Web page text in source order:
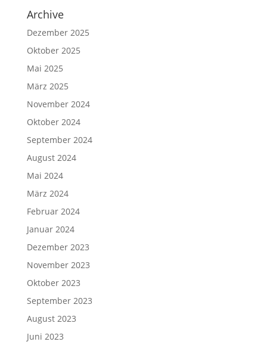
Archive
Dezember 2025
Oktober 2025
Mai 2025
März 2025
November 2024
Oktober 2024
September 2024
August 2024
Mai 2024
März 2024
Februar 2024
Januar 2024
Dezember 2023
November 2023
Oktober 2023
September 2023
August 2023
Juni 2023